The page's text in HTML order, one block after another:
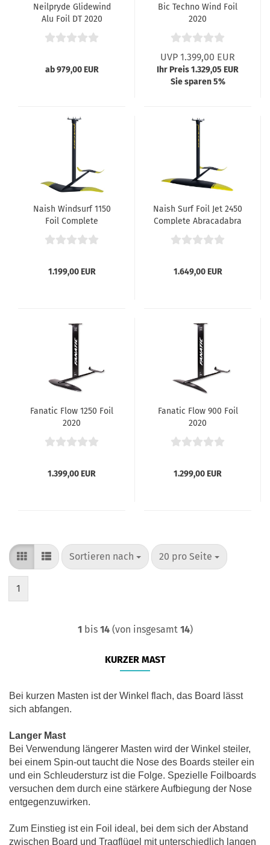
Neilpryde Glidewind
Alu Foil DT 2020
ab 979,00 EUR
Bic Techno Wind Foil
2020
UVP 1.399,00 EUR
Ihr Preis 1.329,05 EUR
Sie sparen 5%
Naish Windsurf 1150
Foil Complete
Abracadabra
1.199,00 EUR
Naish Surf Foil Jet 2450
Complete Abracadabra
1.649,00 EUR
Fanatic Flow 1250 Foil
2020
1.399,00 EUR
Fanatic Flow 900 Foil
2020
1.299,00 EUR
Sortieren nach
Sortieren nach 20 pro Seite
pro Seite
1
1 bis 14(von insgesamt 14)
KURZER MAST
Bei kurzen Masten ist der Winkel flach, das Board lässt
sich abfangen.
Langer Mast
Bei Verwendung längerer Masten wird der Winkel steiler,
bei einem Spin-out taucht die Nose des Boards steiler ein
und ein Schleudersturz ist die Folge. Spezielle Foilboards
versuchen dem durch eine stärkere Aufbiegung der Nose
entgegenzuwirken.
Zum Einstieg ist ein Foil ideal, bei dem sich der Abstand
zwischen Board und Tragflügel mit unterschiedlich langen